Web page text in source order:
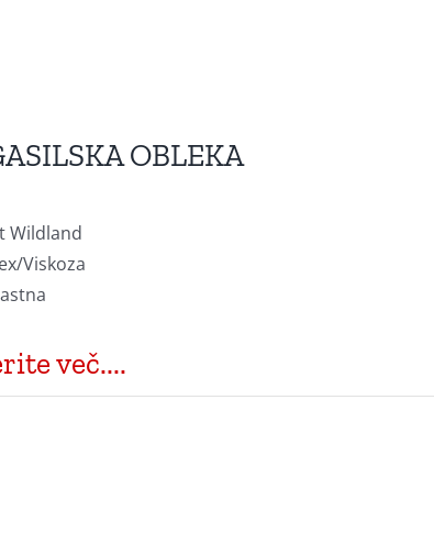
OBLEKA
Wildland
Viskoza
več....